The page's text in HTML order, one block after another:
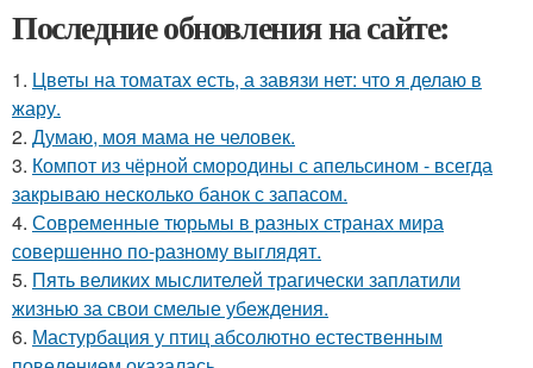
Последние обновления на сайте:
1. Цветы на томатах есть, а завязи нет: что я делаю в
жару.
2. Думаю, моя мама не человек.
3. Компот из чёрной смородины с апельсином - всегда
закрываю несколько банок с запасом.
4. Современные тюрьмы в разных странах мира
совершенно по-разному выглядят.
5. Пять великих мыслителей трагически заплатили
жизнью за свои смелые убеждения.
6. Мастурбация у птиц абсолютно естественным